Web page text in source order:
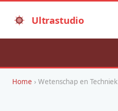
Ultrastudio
Home › Wetenschap en Techniek